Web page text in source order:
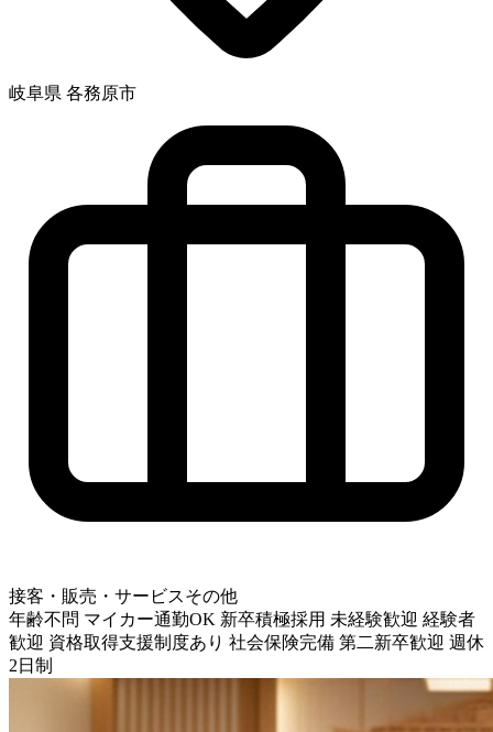
岐阜県 各務原市
接客・販売・サービスその他
年齢不問 マイカー通勤OK 新卒積極採用 未経験歓迎 経験者
歓迎 資格取得支援制度あり 社会保険完備 第二新卒歓迎 週休
2日制